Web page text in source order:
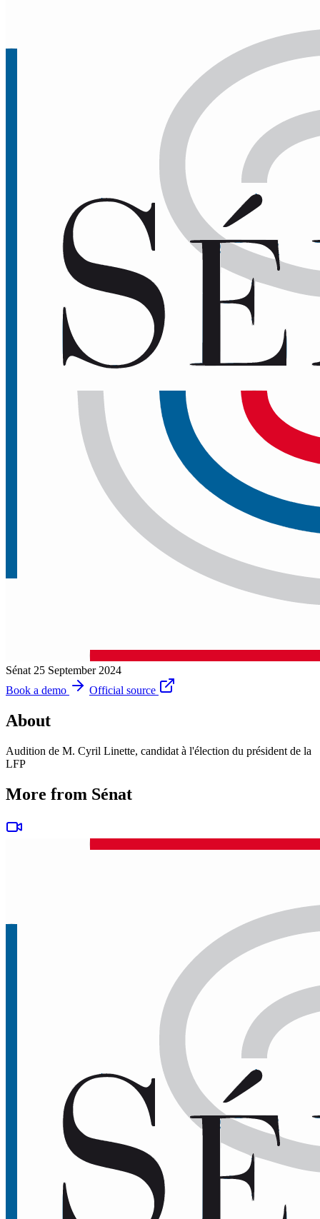
Sénat 25 September 2024
Book a demo
Official source
About
Audition de M. Cyril Linette, candidat à l'élection du président de la
LFP
More from Sénat